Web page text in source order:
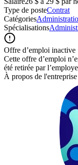
Type de posteContrat
Catégories
Spécialisations
Offre d’emploi inactive
Cette offre d’emploi
été retirée par
À propos de l'entreprise